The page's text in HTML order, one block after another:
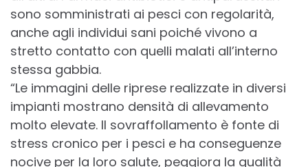
sono somministrati ai pesci con regolarità,
anche agli individui sani poiché vivono a
stretto contatto con quelli malati all’interno
stessa gabbia.
“Le immagini delle riprese realizzate in diversi
impianti mostrano densità di allevamento
molto elevate. Il sovraffollamento è fonte di
stress cronico per i pesci e ha conseguenze
nocive per la loro salute, peggiora la qualità